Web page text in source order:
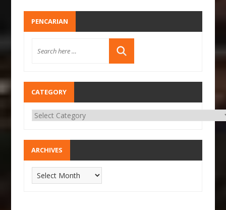
PENCARIAN
CATEGORY
ARCHIVES